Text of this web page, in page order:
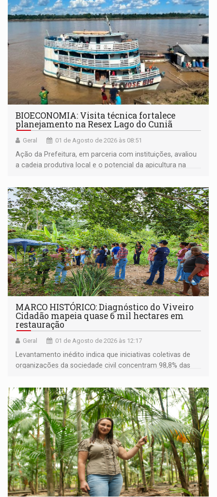
BIOECONOMIA: Visita técnica fortalece
planejamento na Resex Lago do Cuniã
Geral 01 de Agosto de 2026 às 08:51
Ação da Prefeitura, em parceria com instituições, avaliou
a cadeia produtiva local e o potencial da apicultura na
MARCO HISTÓRICO: Diagnóstico do Viveiro
Cidadão mapeia quase 6 mil hectares em
restauração
Geral 01 de Agosto de 2026 às 12:17
Levantamento inédito indica que iniciativas coletivas de
organizações da sociedade civil concentram 98,8% das
Guaporé (Ecoporé) responde por 33% desse total